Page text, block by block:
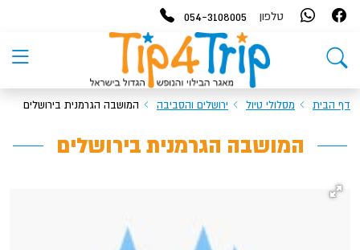
טלפון 054-3108005
דף הבית מסלולי טיול ירושלים והסביבה המושבה הגרמנית בירושלים
המושבה הגרמנית בירושלים